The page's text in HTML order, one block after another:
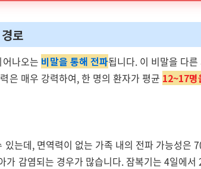
로
나오는 비말을 통해 전파됩니다. 이 비말을 다
은 매우 강력하여, 한 명의 환자가 평균 12~17명
있는데, 면역력이 없는 가족 내의 전파 가능성은
가 감염되는 경우가 많습니다. 잠복기는 4일에